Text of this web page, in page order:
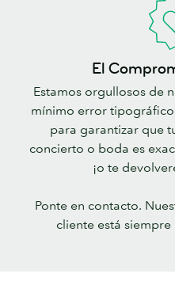
El
Estamos orgullosos de
mínimo error
para garantizar que
concierto o boda es
¡o te
Ponte en contacto.
cliente está